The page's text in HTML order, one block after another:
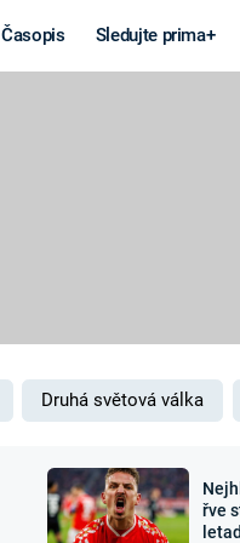
Časopis Sledujte prima+
MARS
Záhady a
Druhá světová válka
řve